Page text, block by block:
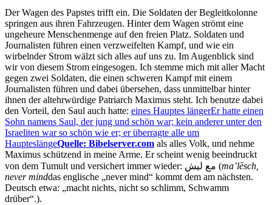
Der Wagen des Papstes trifft ein. Die Soldaten der Begleitkolonne
springen aus ihren Fahrzeugen. Hinter dem Wagen strömt eine
ungeheure Menschenmenge auf den freien Platz. Soldaten und
Journalisten führen einen verzweifelten Kampf, und wie ein
wirbelnder Strom wälzt sich alles auf uns zu. Im Augenblick sind
wir von diesem Strom eingesogen. Ich stemme mich mit aller Macht
gegen zwei Soldaten, die einen schweren Kampf mit einem
Journalisten führen und dabei übersehen, dass unmittelbar hinter
ihnen der altehrwürdige Patriarch Maximus steht. Ich benutze dabei
den Vorteil, den Saul auch hatte: eines Hauptes längerEr hatte einen
Sohn namens Saul, der jung und schön war; kein anderer unter den
Israeliten war so schön wie er; er überragte alle um
HaupteslängeQuelle: Bibelserver.com als alles Volk, und nehme
Maximus schützend in meine Arme. Er scheint wenig beeindruckt
مع ليش ‎ (ma’lēsch,
never minddas englische never mind
kommt dem am nächsten.
Deutsch etwa:
macht nichts, nicht so schlimm, Schwamm
drüber .).